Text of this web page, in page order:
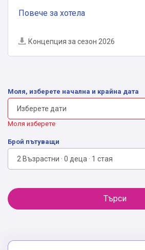
Повече за хотела
Концепция за сезон 2026
Моля, изберете начална и крайна дата
Моля изберете
Брой пътуващи
2 Възрастни · 0 деца · 1 стая
Търси